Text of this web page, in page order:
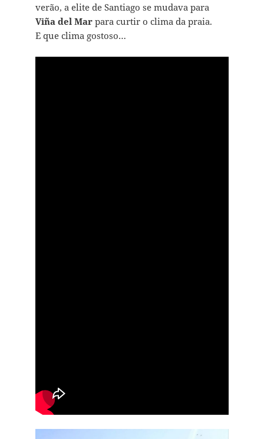
verão, a elite de Santiago se mudava para
Viña del Marpara curtir o clima da praia.
E que clima gostoso…